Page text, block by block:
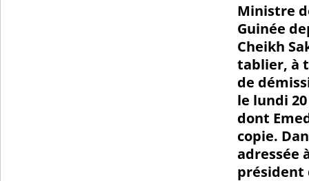
Ministre
Guinée
Cheikh
tablier, à
de
le lundi
dont
copie.
adressée
président